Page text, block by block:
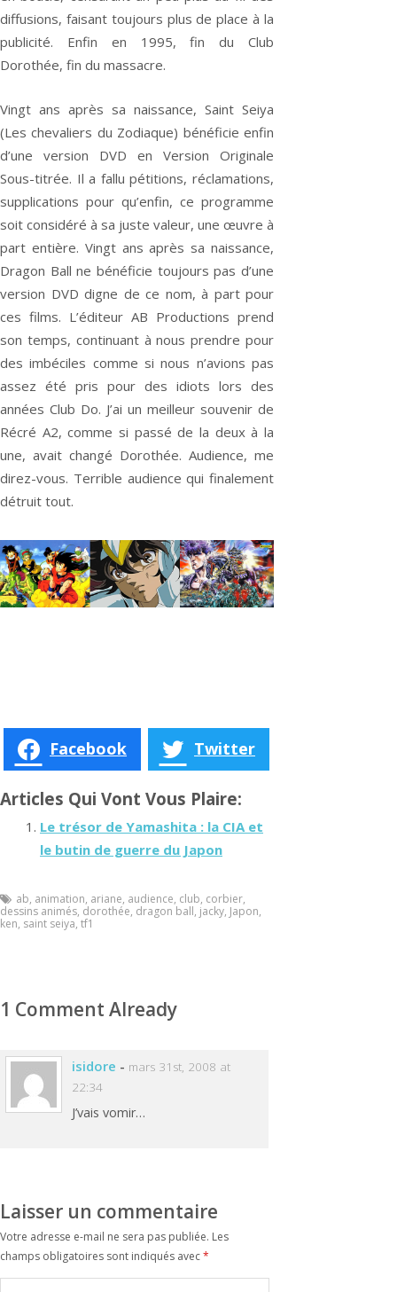
diffusions, faisant toujours plus de place à la
publicité. Enfin en 1995, fin du Club
Dorothée, fin du massacre.
Vingt ans après sa naissance, Saint Seiya
(Les chevaliers du Zodiaque) bénéficie enfin
d’une version DVD en Version Originale
Sous-titrée. Il a fallu pétitions, réclamations,
supplications pour qu’enfin, ce programme
soit considéré à sa juste valeur, une œuvre à
part entière. Vingt ans après sa naissance,
Dragon Ball ne bénéficie toujours pas d’une
version DVD digne de ce nom, à part pour
ces films. L’éditeur AB Productions prend
son temps, continuant à nous prendre pour
des imbéciles comme si nous n’avions pas
assez été pris pour des idiots lors des
années Club Do. J’ai un meilleur souvenir de
Récré A2, comme si passé de la deux à la
une, avait changé Dorothée. Audience, me
direz-vous. Terrible audience qui finalement
détruit tout.
Facebook Twitter
Articles Qui Vont Vous Plaire:
Le trésor de Yamashita : la CIA et
le butin de guerre du Japon
ab, animation, ariane, audience, club, corbier,
dessins animés, dorothée, dragon ball, jacky, Japon,
ken, saint seiya, tf1
1 Comment Already
isidore - mars 31st, 2008 at
22:34
J’vais vomir…
Laisser un commentaire
Votre adresse e-mail ne sera pas publiée. Les
champs obligatoires sont indiqués avec*